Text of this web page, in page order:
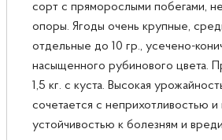
сорт с пряморослыми побегами,
опоры. Ягоды очень крупные,
отдельные до 10 гр., усечено-
насыщенного рубинового цвета.
1,5 кг. с куста. Высокая
сочетается с неприхотливостью и
устойчивостью к болезням и